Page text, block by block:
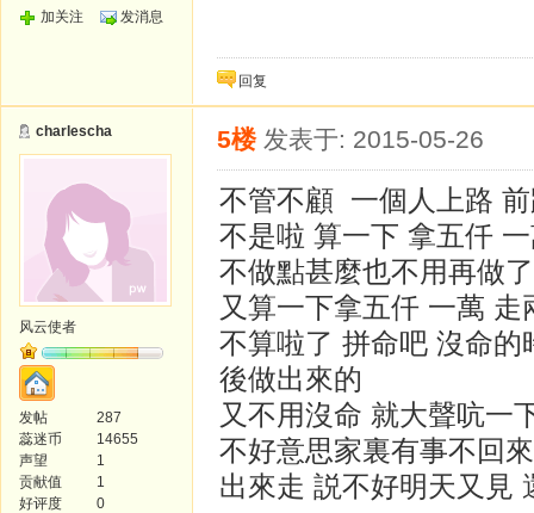
加关注 发消息
回复
charlescha
风云使者
发帖
287
蕊迷币
14655
声望
1
贡献值
1
好评度
0
5楼 发表于: 2015-05-26
不管不顧 一個人上路
不是啦 算一下 拿五仟
不做點甚麼也不用再做了
又算一下拿五仟 一萬
不算啦了 拼命吧 沒命
後做出來的
又不用沒命 就大聲吭一
不好意思家裏有事不回
出來走 説不好明天又見